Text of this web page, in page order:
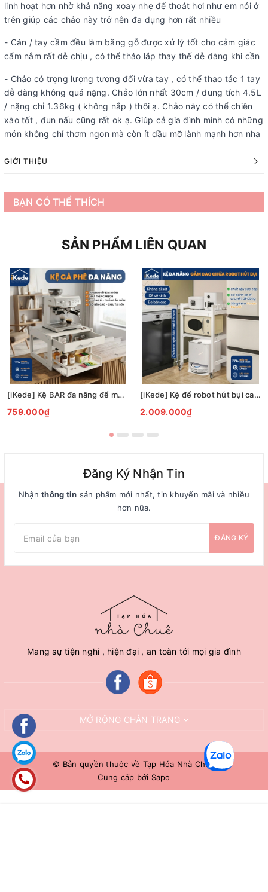
linh hoạt hơn nhờ khả năng xoay nhẹ để thoát hơi như em nói ở
trên giúp các chảo này trở nên đa dụng hơn rất nhiều
- Cán / tay cầm đều làm bằng gỗ được xử lý tốt cho cảm giác
cẩm nắm rất dễ chịu , có thể tháo lắp thay thế dễ dàng khi cần
- Chảo có trọng lượng tương đối vừa tay , có thể thao tác 1 tay
dễ dàng không quá nặng. Chảo lớn nhất 30cm / dung tích 4.5L
/ nặng chỉ 1.36kg ( không nắp ) thôi ạ. Chảo này có thể chiên
xào tốt , đun nấu cũng rất ok ạ. Giúp cả gia đình mình có những
món không chỉ thơm ngon mà còn ít dầu mỡ lành mạnh hơn nha
GIỚI THIỆU
BẠN CÓ THỂ THÍCH
SẢN PHẨM LIÊN QUAN
[iKede] Kệ BAR đa năng để máy pha cà phê, máy in hai tầng có ngăn kéo và khay trượt tiện lợi
759.000₫
[iKede] Kệ để robot hút bụi cao tầng Kệ lò vi sóng Kệ lò nướng khung hợp kim nhôm ngăn chia nâng hạ
2.009.000₫
Đăng Ký Nhận Tin
Nhậnthông tin sản phẩm mới nhất, tin khuyến mãi và nhiều
hơn nữa.
ĐĂNG KÝ
Mang sự tiện nghi , hiện đại , an toàn tới mọi gia đình
MỞ RỘNG CHÂN TRANG
© Bản quyền thuộc về Tạp Hóa Nhà Chuê
Cung cấp bởi Sapo